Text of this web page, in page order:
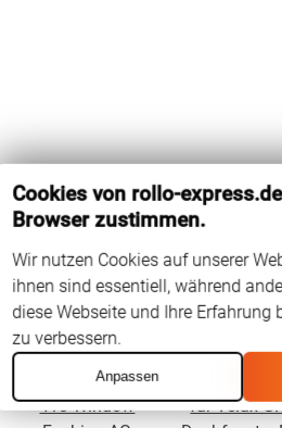
Das Holz-Dachfenster GPL 606
Flügelinnenmaße 973 mm x 940
96°
Für Velux GPL
410 Window
Dachfenster
für Velux
Cookies von rollo-
Browser zustimmen.
Wir nutzen Cookies auf unserer
ihnen sind essentiell, während
diese Webseite und Ihre Erfahrung
zu verbessern.
Anpassen